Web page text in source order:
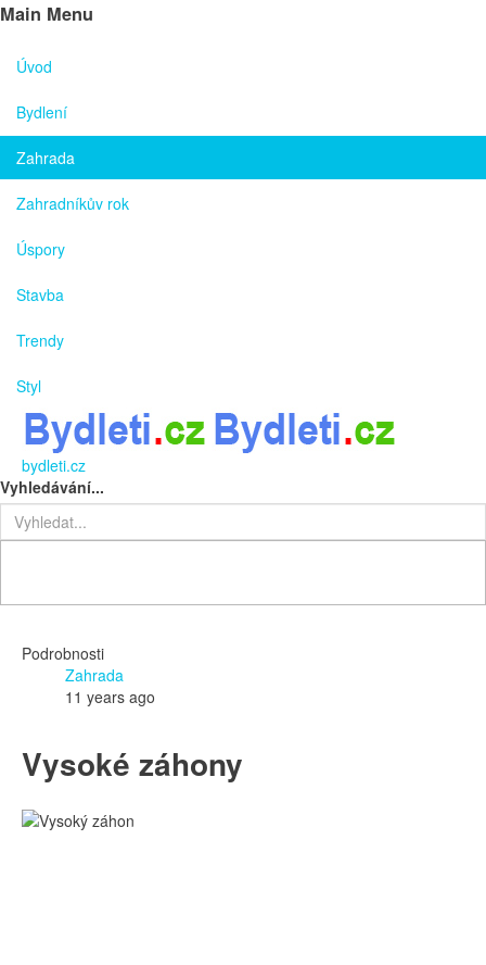
Main Menu
Úvod
Bydlení
Zahrada
Zahradníkův rok
Úspory
Stavba
Trendy
Styl
bydleti.cz
Vyhledávání...
Podrobnosti
Zahrada
11 years ago
Vysoké záhony